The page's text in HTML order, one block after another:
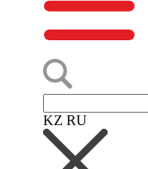
KZ RU